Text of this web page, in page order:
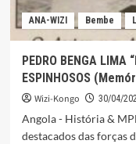
ANA-WIZI Bembe
PEDRO BENGA LIMA
ESPINHOSOS
Wizi-Kongo 30/04/
Angola - História &
destacados das forças